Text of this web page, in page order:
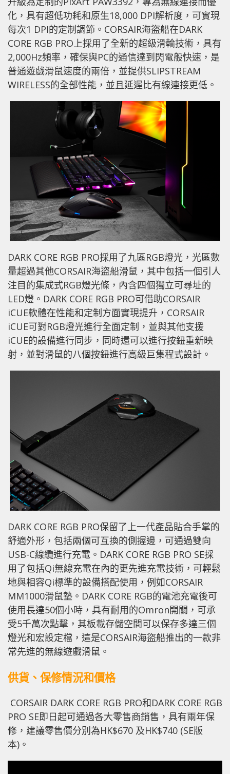
化，具有超低功耗和原生18,000 DPI解析度，可實現
每次1 DPI的定制調節。CORSAIR海盜船在DARK
CORE RGB PRO上採用了全新的超級滑輪技術，具有
2,000Hz頻率，確保與PC的通信達到閃電般快速，是
普通遊戲滑鼠速度的兩倍，並提供SLIPSTREAM
WIRELESS的全部性能，並且延遲比有線連接更低。
DARK CORE RGB PRO採用了九區RGB燈光，光區數
量超過其他CORSAIR海盜船滑鼠，其中包括一個引人
注目的集成式RGB燈光條，內含四個獨立可尋址的
LED燈。DARK CORE RGB PRO可借助CORSAIR
iCUE軟體在性能和定制方面實現提升，CORSAIR
iCUE可對RGB燈光進行全面定制，並與其他支援
iCUE的設備進行同步，同時還可以進行按鈕重新映
射，並對滑鼠的八個按鈕進行高級巨集程式設計。
DARK CORE RGB PRO保留了上一代產品貼合手掌的
舒適外形，包括兩個可互換的側握邊，可通過雙向
USB-C線纜進行充電。DARK CORE RGB PRO SE採
用了包括Qi無線充電在內的更先進充電技術，可輕鬆
地與相容Qi標準的設備搭配使用，例如CORSAIR
MM1000滑鼠墊。DARK CORE RGB的電池充電後可
使用長達50個小時，具有耐用的Omron開關，可承
受5千萬次點擊，其板載存儲空間可以保存多達三個
燈光和宏設定檔，這是CORSAIR海盜船推出的一款非
常先進的無線遊戲滑鼠。
供貨、保修情況和價格
CORSAIR DARK CORE RGB PRO和DARK CORE RGB
PRO SE即日起可通過各大零售商銷售，具有兩年保
修，建議零售價分別為HK$670 及HK$740 (SE版
本)。